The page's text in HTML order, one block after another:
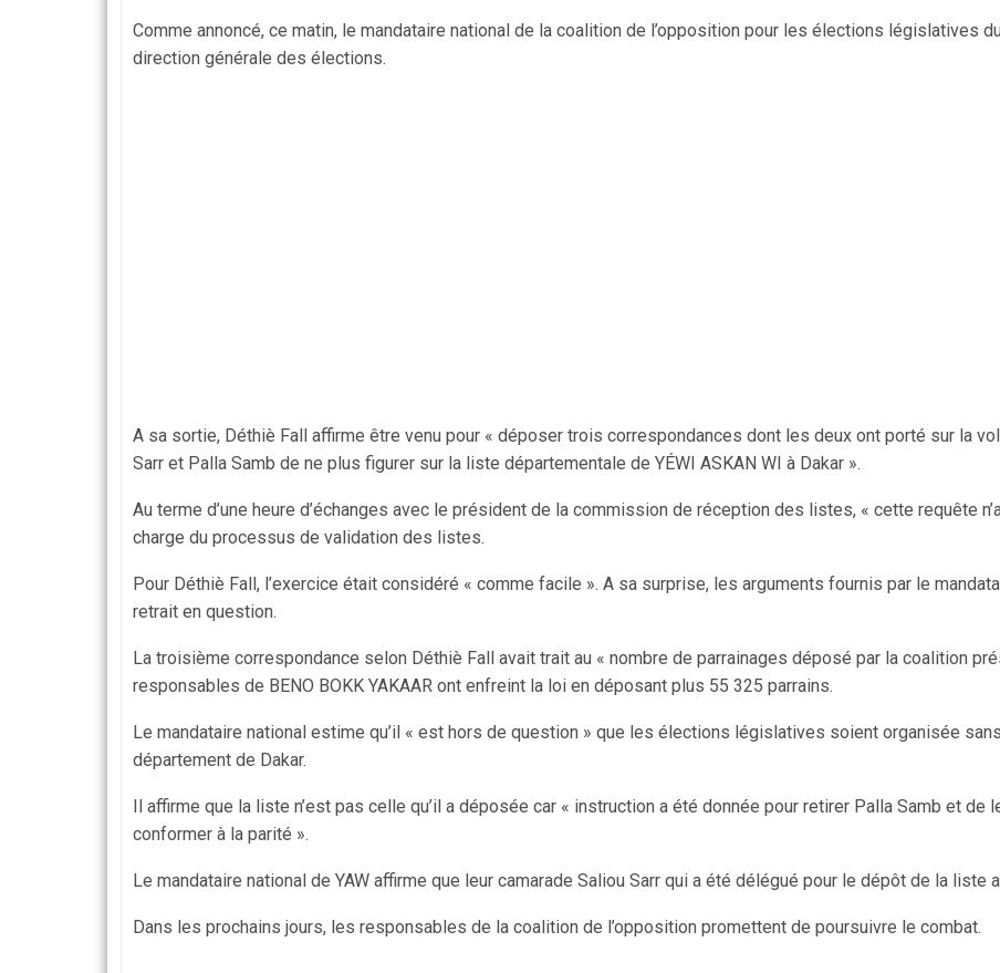
Comme annoncé, ce matin, le mandataire national de la coalition de l’opposition pour les élections législatives
direction générale des élections.
A sa sortie, Déthiè Fall affirme être venu pour « déposer trois correspondances dont les deux ont porté sur la
Sarr et Palla Samb de ne plus figurer sur la liste départementale de YÉWI ASKAN WI à Dakar ».
Au terme d’une heure d’échanges avec le président de la commission de réception des listes, « cette requête
charge du processus de validation des listes.
Pour Déthiè Fall, l’exercice était considéré « comme facile ». A sa surprise, les arguments fournis par le
retrait en question.
La troisième correspondance selon Déthiè Fall avait trait au « nombre de parrainages déposé par la coalition
responsables de BENO BOKK YAKAAR ont enfreint la loi en déposant plus 55 325 parrains.
Le mandataire national estime qu’il « est hors de question » que les élections législatives soient organisée
département de Dakar.
Il affirme que la liste n’est pas celle qu’il a déposée car « instruction a été donnée pour retirer Palla Samb et de
conformer à la parité ».
Le mandataire national de YAW affirme que leur camarade Saliou Sarr qui a été délégué pour le dépôt de la liste
Dans les prochains jours, les responsables de la coalition de l’opposition promettent de poursuivre le combat.